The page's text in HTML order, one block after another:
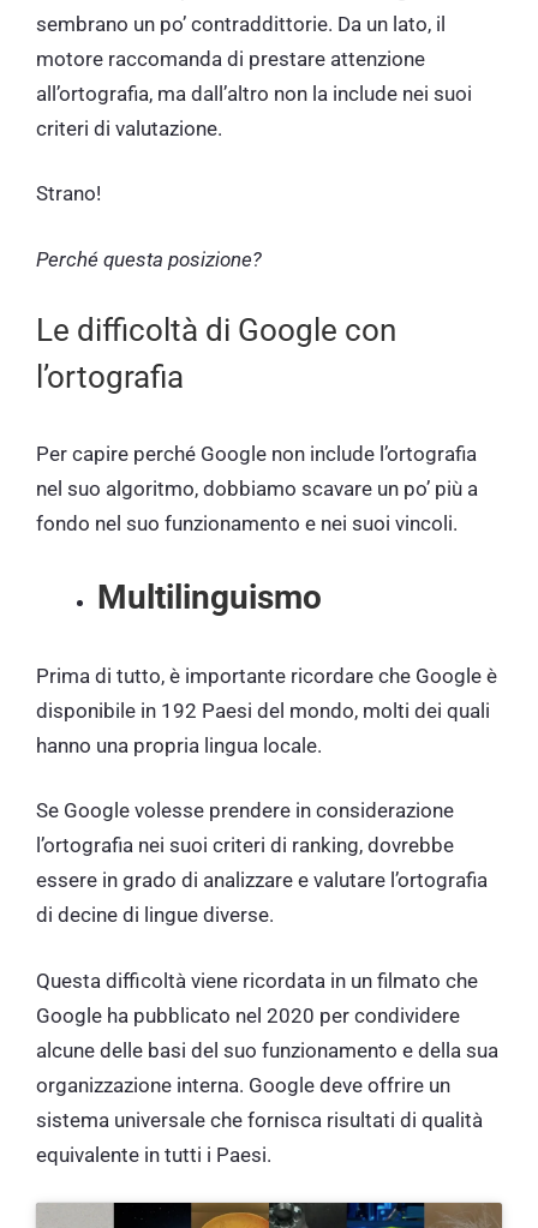
sembrano un po’ contraddittorie. Da un lato, il
motore raccomanda di prestare attenzione
all’ortografia, ma dall’altro non la include nei suoi
criteri di valutazione.
Strano!
Perché questa posizione?
Le difficoltà di Google con
l’ortografia
Per capire perché Google non include l’ortografia
nel suo algoritmo, dobbiamo scavare un po’ più a
fondo nel suo funzionamento e nei suoi vincoli.
Multilinguismo
Prima di tutto, è importante ricordare che Google è
disponibile in 192 Paesi del mondo, molti dei quali
hanno una propria lingua locale.
Se Google volesse prendere in considerazione
l’ortografia nei suoi criteri di ranking, dovrebbe
essere in grado di analizzare e valutare l’ortografia
di decine di lingue diverse.
Questa difficoltà viene ricordata in un filmato che
Google ha pubblicato nel 2020 per condividere
alcune delle basi del suo funzionamento e della sua
organizzazione interna. Google deve offrire un
sistema universale che fornisca risultati di qualità
equivalente in tutti i Paesi.